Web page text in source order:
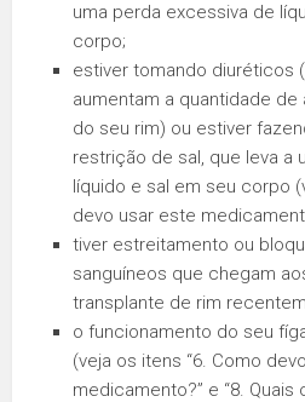
uma perda excessiva de
corpo;
estiver tomando diuréticos
aumentam a quantidade de
do seu rim) ou estiver
restrição de sal, que leva a
líquido e sal em seu corpo
devo usar este
tiver estreitamento ou
sanguíneos que chegam
transplante de rim
o funcionamento do seu
(veja os itens “6. Como
medicamento?” e “8.